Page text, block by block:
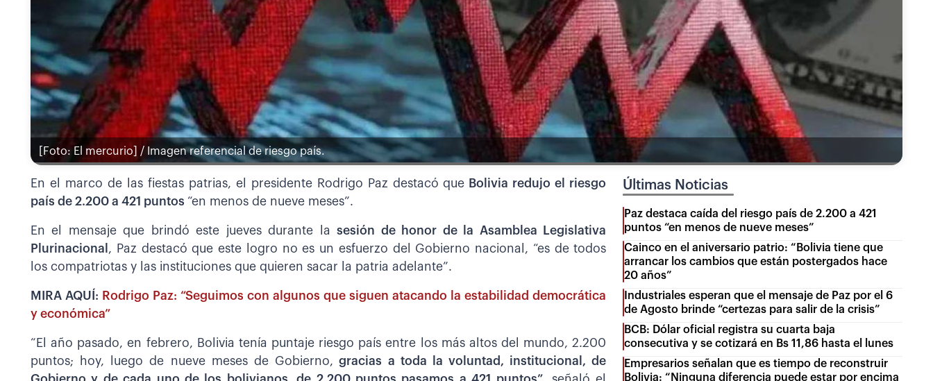
[Foto: El mercurio] / Imagen referencial de riesgo país.
En el marco de las fiestas patrias, el presidente Rodrigo Paz destacó que Bolivia redujo el riesgo
país de 2.200 a 421 puntos “en menos de nueve meses”.
En el mensaje que brindó este jueves durante lasesión de honor de la Asamblea Legislativa
Plurinacional , Paz destacó que este logro no es un esfuerzo del Gobierno nacional, “es de todos
los compatriotas y las instituciones que quieren sacar la patria adelante”.
MIRA AQUÍ: Rodrigo Paz: “Seguimos con algunos que siguen atacando la estabilidad democrática
y económica”
“El año pasado, en febrero, Bolivia tenía puntaje riesgo país entre los más altos del mundo, 2.200
puntos; hoy, luego de nueve meses de Gobierno, gracias a toda la voluntad, institucional, de
Últimas Noticias
Paz destaca caída del riesgo país de 2.200 a 421
puntos “en menos de nueve meses”
Cainco en el aniversario patrio: “Bolivia tiene que
arrancar los cambios que están postergados hace
20 años”
Industriales esperan que el mensaje de Paz por el 6
de Agosto brinde “certezas para salir de la crisis”
BCB: Dólar oficial registra su cuarta baja
consecutiva y se cotizará en Bs 11,86 hasta el lunes
Empresarios señalan que es tiempo de reconstruir
Bolivia: “Ninguna diferencia puede estar por encima